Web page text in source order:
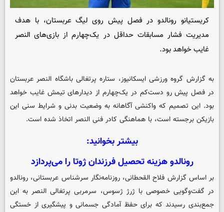
کریستیانو رونالدو در فصل پیش‌ روی لیگ عربستان، با هدف
مدیریت فشار مسابقات حداقل در یک‌چهارم از بازی‌های النصر
غایب خواهد بود.
به گزارش گروه ورزشیایسکانیوز، ستاره پرتغالی باشگاه النصر عربستان
در فصل پیش‌ رو دست‌کم در یک‌چهارم از دیدارهای تیمش غایب خواهد
بود. این تصمیم که واکنشی آگاهانه به وضعیت بدنی و شرایط سنی این
بازیکن برجسته است، با هماهنگی کادر فنی النصر اتخاذ شده است.
بیشتر بخوانید:
رونالدو هزینه تحصیل فرزندان ژوتا را می‌پردازد
بر اساس گزارش فلاح القحطانی، روزنامه‌نگار سرشناس عربستانی، رونالدو
در گفت‌وگویی خصوصی با ژرژ ژسوس، سرمربی پرتغالی النصر به این
جمع‌بندی رسیدند که برای حفظ آمادگی جسمانی و پیشگیری از خستگی